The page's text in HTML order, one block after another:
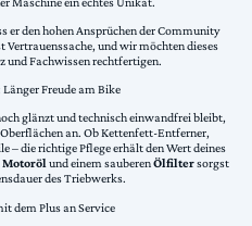
er den hohen Ansprüchen der Community
Vertrauenssache, und wir möchten dieses
und Fachwissen rechtfertigen.
Freude am Bike
glänzt und technisch einwandfrei bleibt,
an. Ob Kettenfett-Entferner,
– die richtige Pflege erhält den Wert deines
Motorölund einem sauberenÖlfiltersorgst
des Triebwerks.
dem Plus an Service